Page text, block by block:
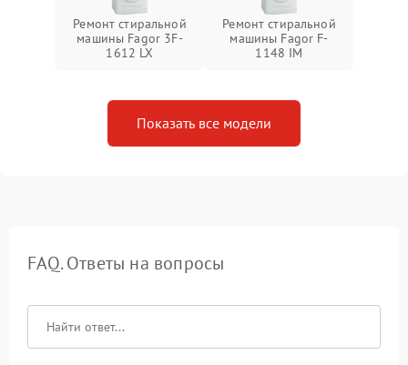
Ремонт стиральной
машины Fagor 3F-
1612 LX
Ремонт стиральной
машины Fagor F-
1148 IM
Показать все модели
FAQ. Ответы на вопросы